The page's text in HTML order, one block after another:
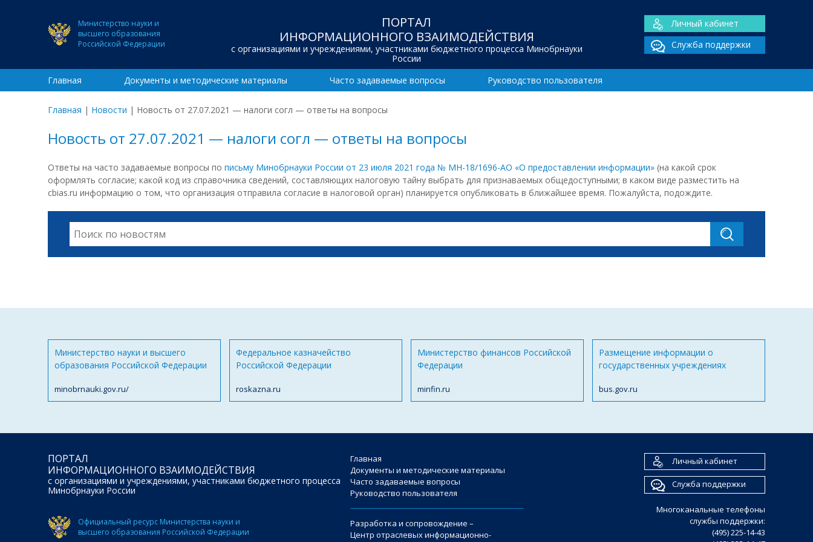
Министерство науки и
высшего образования
Российской Федерации
ПОРТАЛ
ИНФОРМАЦИОННОГО ВЗАИМОДЕЙСТВИЯ
с организациями и учреждениями, участниками бюджетного процесса Минобрнауки
России
Личный кабинет
Служба поддержки
Главная Документы и методические материалы Часто задаваемые вопросы Руководство пользователя
Главная | Новости | Новость от 27.07.2021 — налоги согл — ответы на вопросы
Новость от 27.07.2021 — налоги согл — ответы на вопросы
Ответы на часто задаваемые вопросы по письму Минобрнауки России от 23 июля 2021 года № МН-18/1696-АО «О предоставлении информации» (на какой срок
оформлять согласие; какой код из справочника сведений, составляющих налоговую тайну выбрать для признаваемых общедоступными; в каком виде разместить на
cbias.ru информацию о том, что организация отправила согласие в налоговой орган) планируется опубликовать в ближайшее время. Пожалуйста, подождите.
Министерство науки и высшего
образования Российской Федерации
minobrnauki.gov.ru/
Федеральное казначейство
Российской Федерации
roskazna.ru
Министерство финансов Российской
Федерации
minfin.ru
Размещение информации о
государственных учреждениях
bus.gov.ru
ПОРТАЛ
ИНФОРМАЦИОННОГО ВЗАИМОДЕЙСТВИЯ
с организациями и учреждениями, участниками бюджетного процесса
Минобрнауки России
Официальный ресурс Министерства науки и
высшего образования Российской Федерации
Главная
Документы и методические материалы
Часто задаваемые вопросы
Руководство пользователя
Разработка и сопровождение –
Центр отраслевых информационно-
Личный кабинет
Служба поддержки
Многоканальные телефоны
службы поддержки:
(495) 225-14-43